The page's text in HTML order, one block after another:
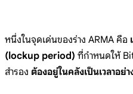
หนึ่งในจุดเด่นของร่าง ARMA คือ
(lockup period) ที่กำหนดให้
สำรอง ต้องอยู่ในคลังเป็นเวลาอย่